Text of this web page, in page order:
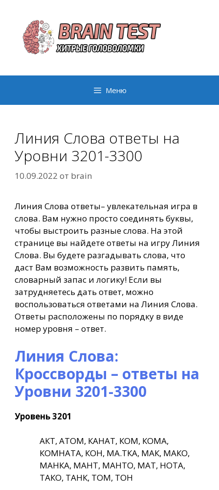
содержимому
Меню
Линия Слова ответы на
Уровни 3201-3300
10.09.2022 от brain
Линия Слова ответы– увлекательная игра в
слова. Вам нужно просто соединять буквы,
чтобы выстроить разные слова. На этой
странице вы найдете ответы на игру Линия
Слова. Вы будете разгадывать слова, что
даст Вам возможность развить память,
словарный запас и логику! Если вы
затрудняетесь дать ответ, можно
воспользоваться ответами на Линия Слова.
Ответы расположены по порядку в виде
номер уровня – ответ.
Линия Слова:
Кроссворды – ответы на
Уровни 3201-3300
Уровень 3201
АКТ, АТОМ, КАНАТ, КОМ, КОМА,
КОМНАТА, КОН, МА.ТКА, МАК, МАКО,
МАНКА, МАНТ, МАНТО, МАТ, НОТА,
ТАКО, ТАНК, ТОМ, ТОН